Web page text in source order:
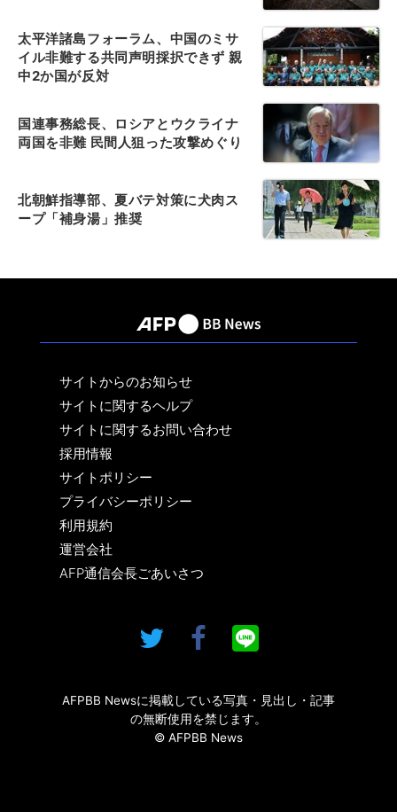
太平洋諸島フォーラム、中国のミサ
イル非難する共同声明採択できず 親
中2か国が反対
国連事務総長、ロシアとウクライナ
両国を非難 民間人狙った攻撃めぐり
北朝鮮指導部、夏バテ対策に犬肉ス
ープ「補身湯」推奨
サイトからのお知らせ
サイトに関するヘルプ
サイトに関するお問い合わせ
採用情報
サイトポリシー
プライバシーポリシー
利用規約
運営会社
AFP通信会長ごあいさつ
AFPBB Newsに掲載している写真・見出し・記事
の無断使用を禁じます。
© AFPBB News